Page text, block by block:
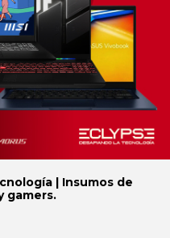
| Insumos de
gamers.